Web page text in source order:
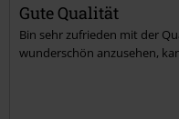
Gute Qualität
Bin sehr zufrieden mit der
wunderschön anzusehen,